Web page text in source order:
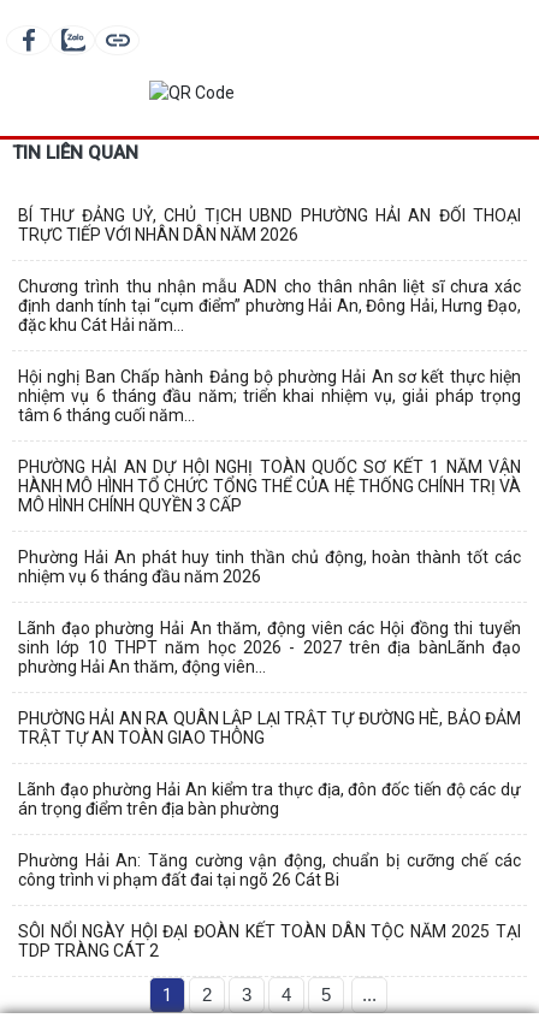
TIN LIÊN QUAN
BÍ THƯ ĐẢNG UỶ, CHỦ TỊCH UBND PHƯỜNG HẢI AN ĐỐI THOẠI
TRỰC TIẾP VỚI NHÂN DÂN NĂM 2026
Chương trình thu nhận mẫu ADN cho thân nhân liệt sĩ chưa xác
định danh tính tại “cụm điểm” phường Hải An, Đông Hải, Hưng Đạo,
đặc khu Cát Hải năm...
Hội nghị Ban Chấp hành Đảng bộ phường Hải An sơ kết thực hiện
nhiệm vụ 6 tháng đầu năm; triển khai nhiệm vụ, giải pháp trọng
tâm 6 tháng cuối năm...
PHƯỜNG HẢI AN DỰ HỘI NGHỊ TOÀN QUỐC SƠ KẾT 1 NĂM VẬN
HÀNH MÔ HÌNH TỔ CHỨC TỔNG THỂ CỦA HỆ THỐNG CHÍNH TRỊ VÀ
MÔ HÌNH CHÍNH QUYỀN 3 CẤP
Phường Hải An phát huy tinh thần chủ động, hoàn thành tốt các
nhiệm vụ 6 tháng đầu năm 2026
Lãnh đạo phường Hải An thăm, động viên các Hội đồng thi tuyển
sinh lớp 10 THPT năm học 2026 - 2027 trên địa bànLãnh đạo
phường Hải An thăm, động viên...
PHƯỜNG HẢI AN RA QUÂN LẬP LẠI TRẬT TỰ ĐƯỜNG HÈ, BẢO ĐẢM
TRẬT TỰ AN TOÀN GIAO THÔNG
Lãnh đạo phường Hải An kiểm tra thực địa, đôn đốc tiến độ các dự
án trọng điểm trên địa bàn phường
Phường Hải An: Tăng cường vận động, chuẩn bị cưỡng chế các
công trình vi phạm đất đai tại ngõ 26 Cát Bi
SÔI NỔI NGÀY HỘI ĐẠI ĐOÀN KẾT TOÀN DÂN TỘC NĂM 2025 TẠI
TDP TRÀNG CÁT 2
1 2 3 4 5 ...